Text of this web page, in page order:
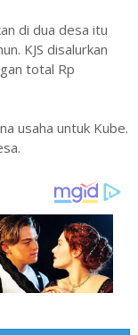
di dua desa itu
KJS disalurkan
total Rp
usaha untuk Kube.